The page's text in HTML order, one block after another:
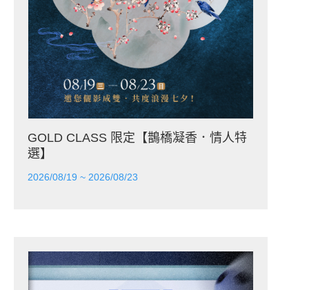
GOLD CLASS 限定【鵲橋凝香．情人特
選】
2026/08/19 ~ 2026/08/23